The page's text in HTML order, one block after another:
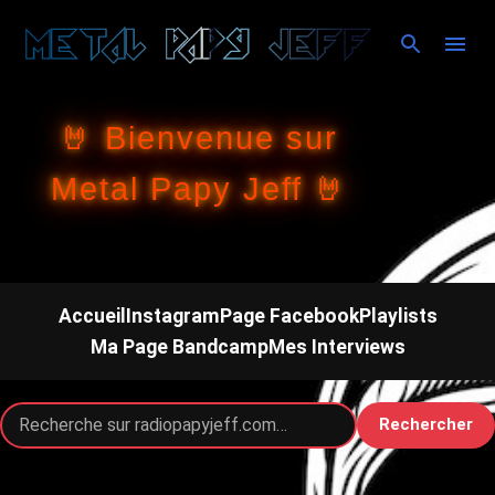
Accéder au contenu principal
🤘 Bienvenue sur
Metal Papy Jeff 🤘
Accueil InstagramPage FacebookPlaylists
Ma Page BandcampMes Interviews
Rechercher